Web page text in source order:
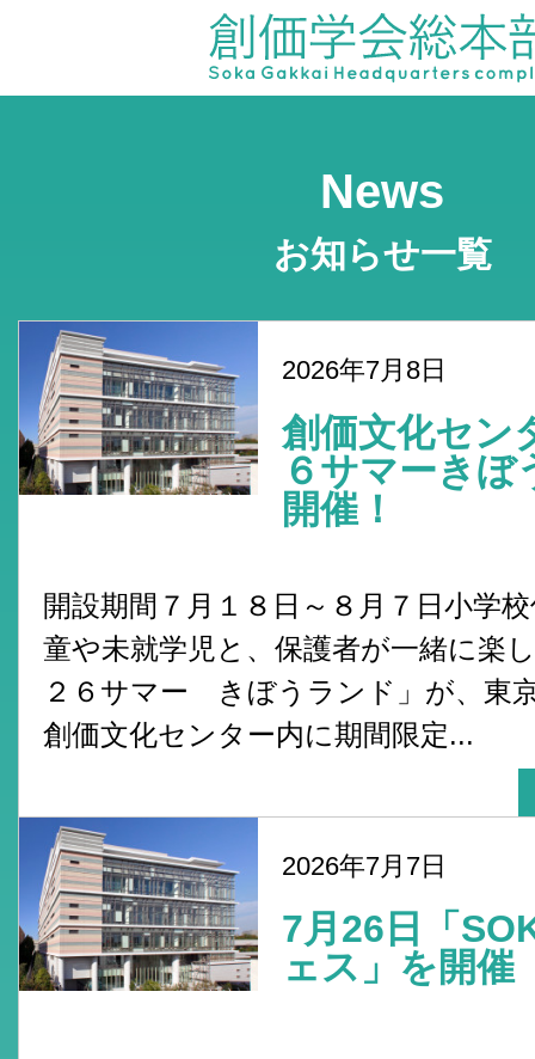
News
お知らせ一覧
2026年7月8日
創価文化セ
６サマーき
開催！
開設期間７月１８日～８月７日小学
童や未就学児と、保護者が一緒に楽
２６サマー きぼうランド」が、東
創価文化センター内に期間限定...
2026年7月7日
7月26日「
ェス」を開催